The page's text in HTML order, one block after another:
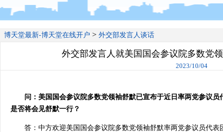
博天堂最新-博天堂在线开户 > 外交部发言人谈话
外交部发言人就美国国会参议院多数党
2023/10/04
问：美国国会参议院多数党领袖舒默已宣布于近日率两党参议
是否将会见舒默一行？
答：中方欢迎美国国会参议院多数党领袖舒默率两党参议员代